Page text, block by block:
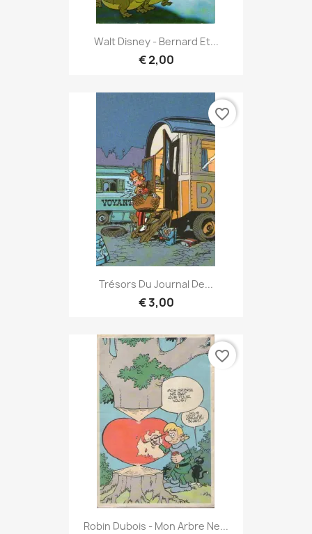
Walt Disney - Bernard Et...
€ 2,00
Trésors Du Journal De...
€ 3,00
favorite_border
Robin Dubois - Mon Arbre Ne...
favorite_border